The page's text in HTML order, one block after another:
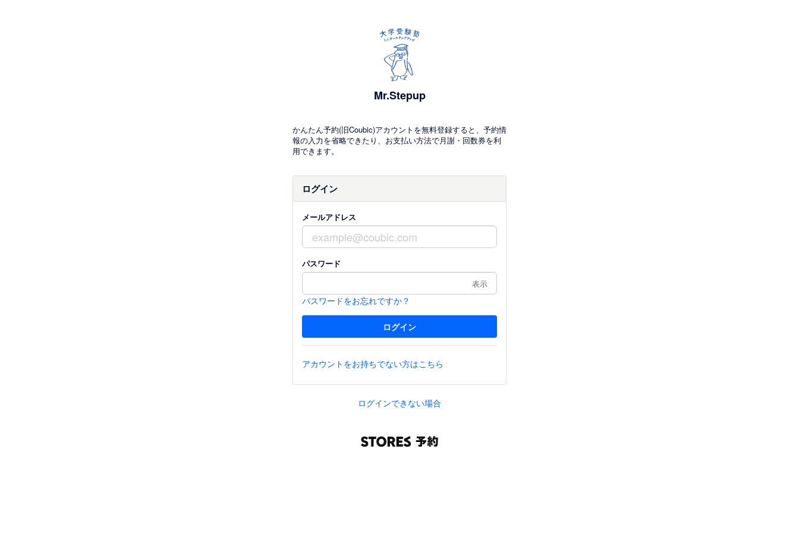
Mr.Stepup
かんたん予約(旧Coubic)アカウントを無料登録すると、予約情
報の入力を省略できたり、お支払い方法で月謝・回数券を利
用できます。
ログイン
メールアドレス
パスワード
表示
パスワードをお忘れですか？
アカウントをお持ちでない方はこちら
ログインできない場合